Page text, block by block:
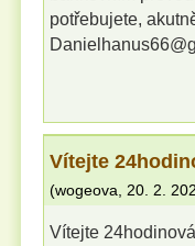
potřebujete,
Vítejte
(wogeova 20. 2.
Vítejte